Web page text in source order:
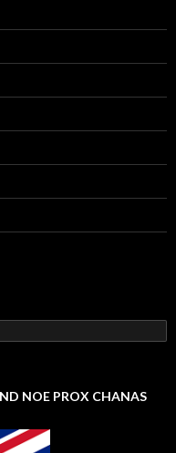
NOE PROX CHANAS